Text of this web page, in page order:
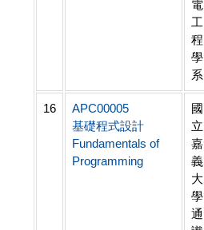
電
工
程
學
系
16
APC00005
基礎程式設計
Fundamentals of
Programming
國
立
嘉
義
大
學
通